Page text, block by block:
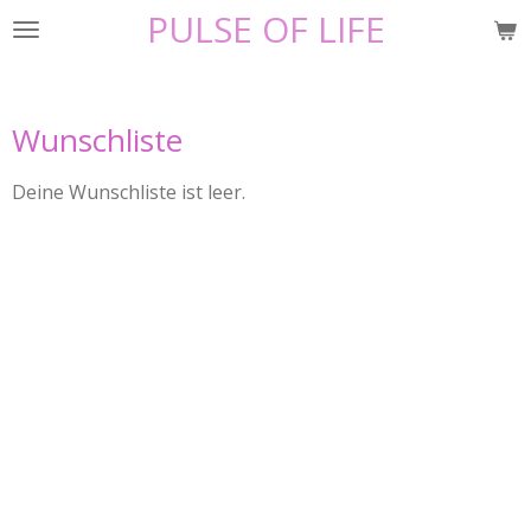
Zum
PULSE OF LIFE
Wunschliste
Deine Wunschliste ist leer.